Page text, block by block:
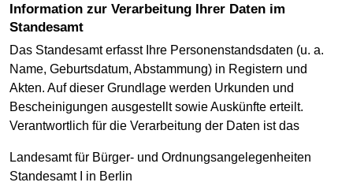
Information zur Verarbeitung Ihrer Daten im
Standesamt
Das Standesamt erfasst Ihre Personenstandsdaten (u. a.
Name, Geburtsdatum, Abstammung) in Registern und
Akten. Auf dieser Grundlage werden Urkunden und
Bescheinigungen ausgestellt sowie Auskünfte erteilt.
Verantwortlich für die Verarbeitung der Daten ist das
Landesamt für Bürger- und Ordnungsangelegenheiten
Standesamt I in Berlin